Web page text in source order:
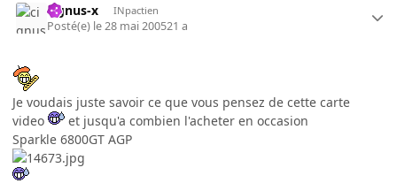
cignus-x INpactien
Posté(e) le 28 mai 200521 a
Je voudais juste savoir ce que vous pensez de cette carte
video
et jusqu'a combien l'acheter en occasion
Sparkle 6800GT AGP